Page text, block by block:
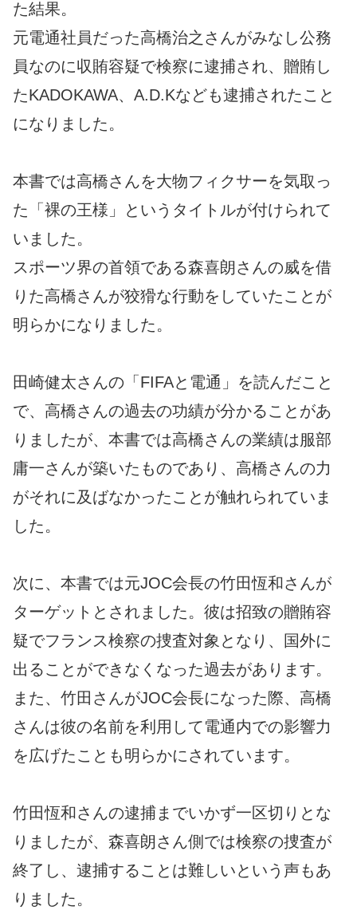
た結果。
元電通社員だった高橋治之さんがみなし公務
員なのに収賄容疑で検察に逮捕され、贈賄し
たKADOKAWA、A.D.Kなども逮捕されたこと
になりました。
本書では高橋さんを大物フィクサーを気取っ
た「裸の王様」というタイトルが付けられて
いました。
スポーツ界の首領である森喜朗さんの威を借
りた高橋さんが狡猾な行動をしていたことが
明らかになりました。
田崎健太さんの「FIFAと電通」を読んだこと
で、高橋さんの過去の功績が分かることがあ
りましたが、本書では高橋さんの業績は服部
庸一さんが築いたものであり、高橋さんの力
がそれに及ばなかったことが触れられていま
した。
次に、本書では元JOC会長の竹田恆和さんが
ターゲットとされました。彼は招致の贈賄容
疑でフランス検察の捜査対象となり、国外に
出ることができなくなった過去があります。
また、竹田さんがJOC会長になった際、高橋
さんは彼の名前を利用して電通内での影響力
を広げたことも明らかにされています。
竹田恆和さんの逮捕までいかず一区切りとな
りましたが、森喜朗さん側では検察の捜査が
終了し、逮捕することは難しいという声もあ
りました。